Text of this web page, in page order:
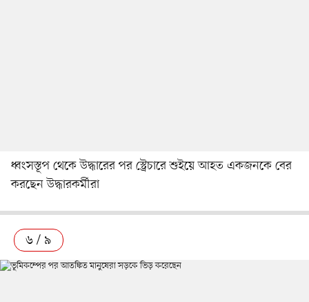
ধ্বংসস্তূপ থেকে উদ্ধারের পর স্ট্রেচারে শুইয়ে আহত একজনকে বের
করছেন উদ্ধারকর্মীরা
৬ / ৯